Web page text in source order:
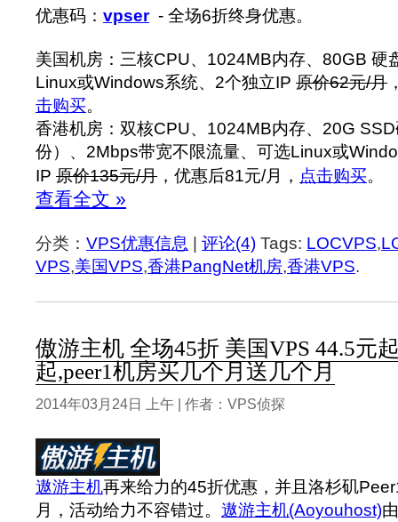
优惠码： vpser- 全场6折终身优惠。
美国机房：三核CPU、1024MB内存、80GB 硬
Linux或Windows系统、2个独立IP 原价62元/月
击购买。
香港机房：双核CPU、1024MB内存、20G
份）、2Mbps带宽不限流量、可选Linux或
IP 原价135元/月 ，优惠后81元/月， 点击购买。
查看全文 »
分类： VPS优惠信息 | 评论(4) Tags: LOCVPS,
VPS,美国VPS,香港PangNet机房,香港VPS.
傲游主机 全场45折 美国VPS 44.5元
起,peer1机房买几个月送几个月
2014年03月24日 上午 | 作者：VPS侦探
遨游主机再来给力的45折优惠，并且洛杉矶
月，活动给力不容错过。 遨游主机(Aoyouhost)